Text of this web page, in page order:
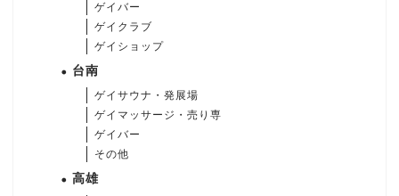
ゲイバー
ゲイクラブ
ゲイショップ
台南
ゲイサウナ・発展場
ゲイマッサージ・売り専
ゲイバー
その他
高雄